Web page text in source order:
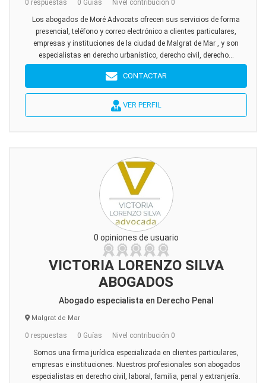
0 respuestas 0 Guías Nivel contribución 0
Los abogados de Moré Advocats ofrecen sus servicios de forma
presencial, teléfono y correo electrónico a clientes particulares,
empresas y instituciones de la ciudad de Malgrat de Mar , y son
especialistas en derecho urbanístico, derecho civil, derecho...
CONTACTAR
VER PERFIL
0 opiniones de usuario
VICTORIA LORENZO SILVA
ABOGADOS
Abogado especialista en Derecho Penal
Malgrat de Mar
0 respuestas 0 Guías Nivel contribución 0
Somos una firma jurídica especializada en clientes particulares,
empresas e instituciones. Nuestros profesionales son abogados
especialistas en derecho civil, laboral, familia, penal y extranjería.